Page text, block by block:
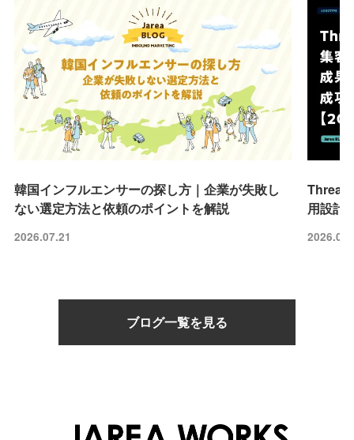
韓国インフルエンサーの探し方｜企業が失敗し
ない選定方法と依頼のポイントを解説
2026.07.21
用設計
ブログ一覧を見る